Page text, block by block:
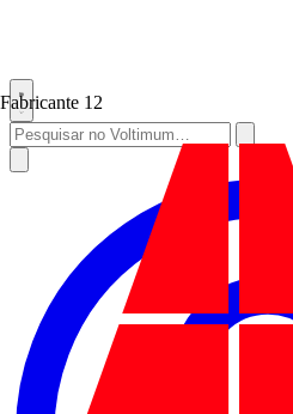
Fabricante 12